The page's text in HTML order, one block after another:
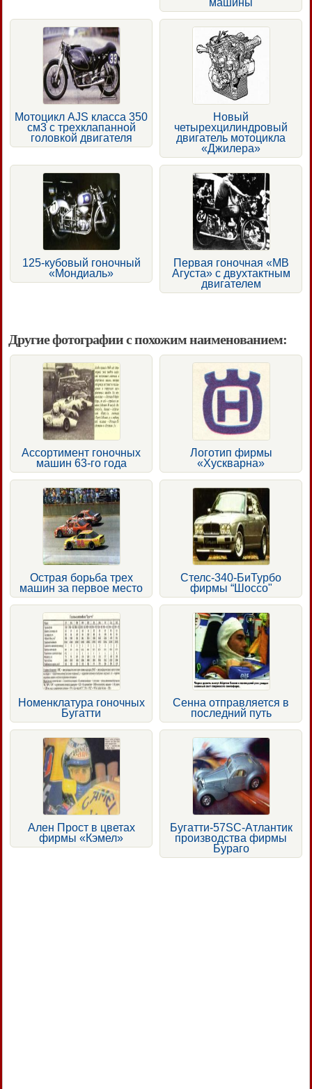
Мотоцикл AJS класса 350
см3 с трехклапанной
головкой двигателя
Новый
четырехцилиндровый
двигатель мотоцикла
«Джилера»
125-кубовый гоночный
«Мондиаль»
Первая гоночная «МВ
Агуста» с двухтактным
двигателем
Другие фотографии с похожим наименованием:
Ассортимент гоночных
машин 63-го года
Логотип фирмы
«Хускварна»
Острая борьба трех
машин за первое место
Стелс-340-БиТурбо
фирмы “Шоссо"
Номенклатура гоночных
Бугатти
Сенна отправляется в
последний путь
Ален Прост в цветах
фирмы «Кэмел»
Бугатти-57SC-Атлантик
производства фирмы
Бураго